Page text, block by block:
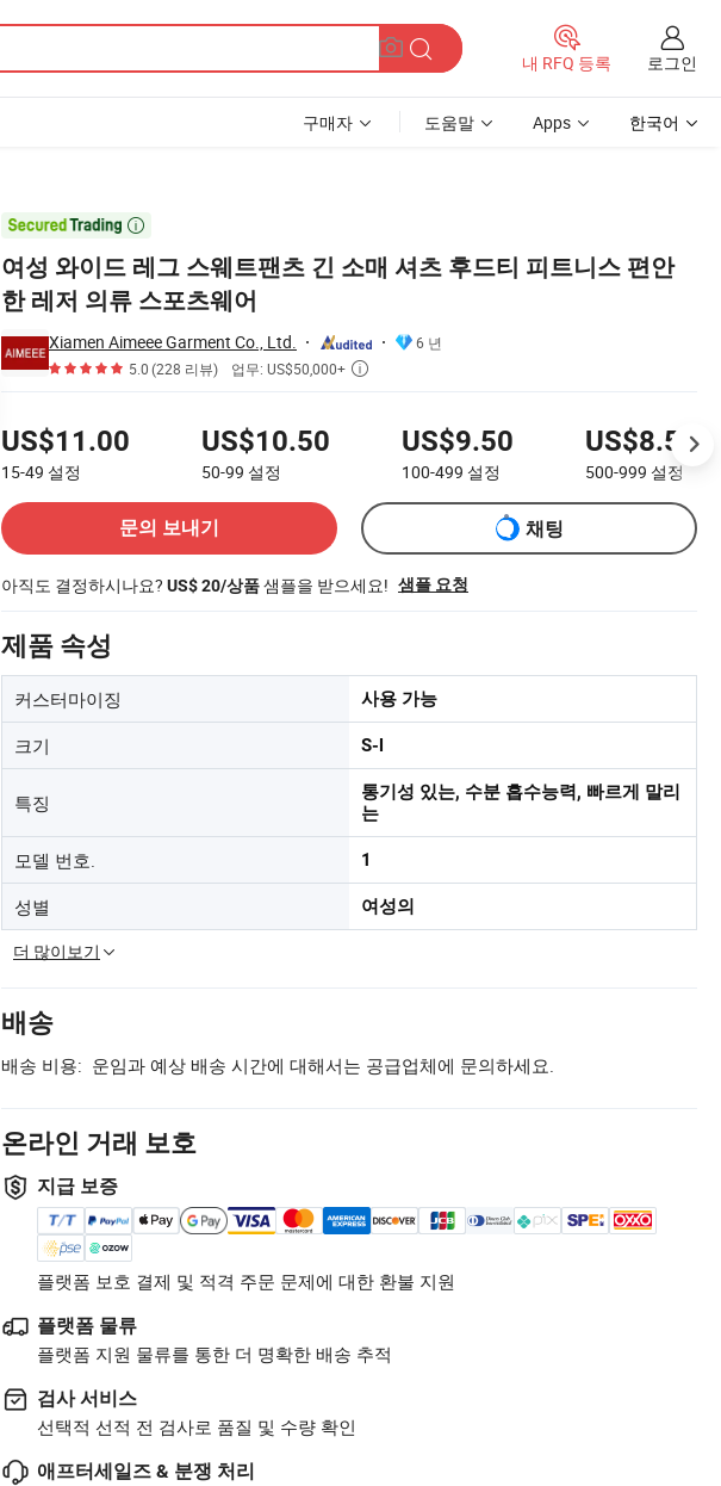
내 RFQ 등록 로그인
구매자 도움말 Apps 한국어

여성 와이드 레그 스웨트팬츠 긴 소매 셔츠 후드티 피트니스 편안
한 레저 의류 스포츠웨어
Xiamen Aimeee Garment Co., Ltd.
6 년
5.0(228 리뷰) 업무: US$50,000+ 
US$11.00
15-49 설정
US$10.50
50-99 설정
US$9.50
100-499 설정
US$8.50
500-999 설정
문의 보내기
채팅
아직도 결정하시나요? US$ 20/상품샘플을 받으세요! 샘플 요청
제품 속성
커스터마이징 사용 가능
크기 S-l
특징
통기성 있는, 수분 흡수능력, 빠르게 말리
는
모델 번호. 1
성별 여성의
더 많이보기
배송
배송 비용: 운임과 예상 배송 시간에 대해서는 공급업체에 문의하세요.
온라인 거래 보호
지급 보증
플랫폼 보호 결제 및 적격 주문 문제에 대한 환불 지원
플랫폼 물류
플랫폼 지원 물류를 통한 더 명확한 배송 추적
검사 서비스
선택적 선적 전 검사로 품질 및 수량 확인
애프터세일즈 & 분쟁 처리